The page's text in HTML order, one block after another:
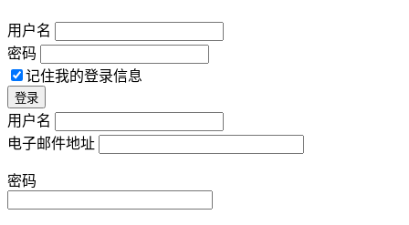
用户名
密码
记住我的登录信息
用户名
电子邮件地址
密码